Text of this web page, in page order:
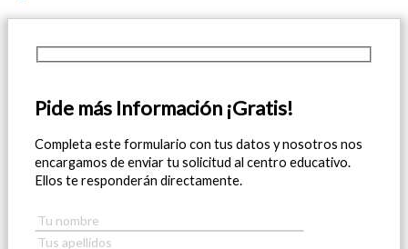
Pide más Información ¡Gratis!
Completa este formulario con tus datos y nosotros nos
encargamos de enviar tu solicitud al centro educativo.
Ellos te responderán directamente.